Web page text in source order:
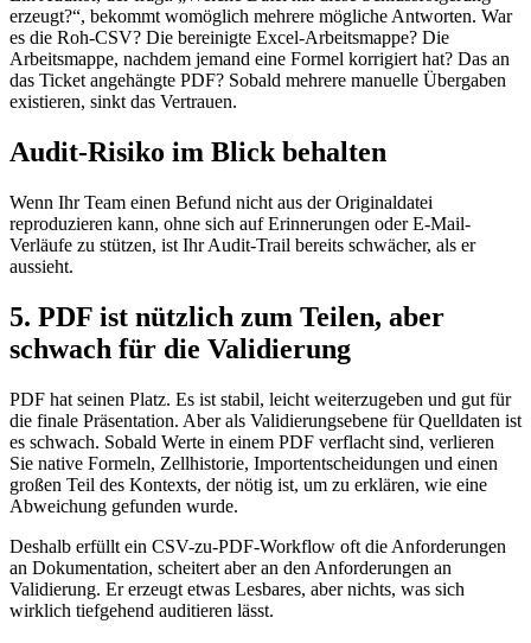
erzeugt?“, bekommt womöglich mehrere mögliche Antworten. War
es die Roh-CSV? Die bereinigte Excel-Arbeitsmappe? Die
Arbeitsmappe, nachdem jemand eine Formel korrigiert hat? Das an
das Ticket angehängte PDF? Sobald mehrere manuelle Übergaben
existieren, sinkt das Vertrauen.
Audit-Risiko im Blick behalten
Wenn Ihr Team einen Befund nicht aus der Originaldatei
reproduzieren kann, ohne sich auf Erinnerungen oder E-Mail-
Verläufe zu stützen, ist Ihr Audit-Trail bereits schwächer, als er
aussieht.
5. PDF ist nützlich zum Teilen, aber
schwach für die Validierung
PDF hat seinen Platz. Es ist stabil, leicht weiterzugeben und gut für
die finale Präsentation. Aber als Validierungsebene für Quelldaten ist
es schwach. Sobald Werte in einem PDF verflacht sind, verlieren
Sie native Formeln, Zellhistorie, Importentscheidungen und einen
großen Teil des Kontexts, der nötig ist, um zu erklären, wie eine
Abweichung gefunden wurde.
Deshalb erfüllt ein CSV-zu-PDF-Workflow oft die Anforderungen
an Dokumentation, scheitert aber an den Anforderungen an
Validierung. Er erzeugt etwas Lesbares, aber nichts, was sich
wirklich tiefgehend auditieren lässt.